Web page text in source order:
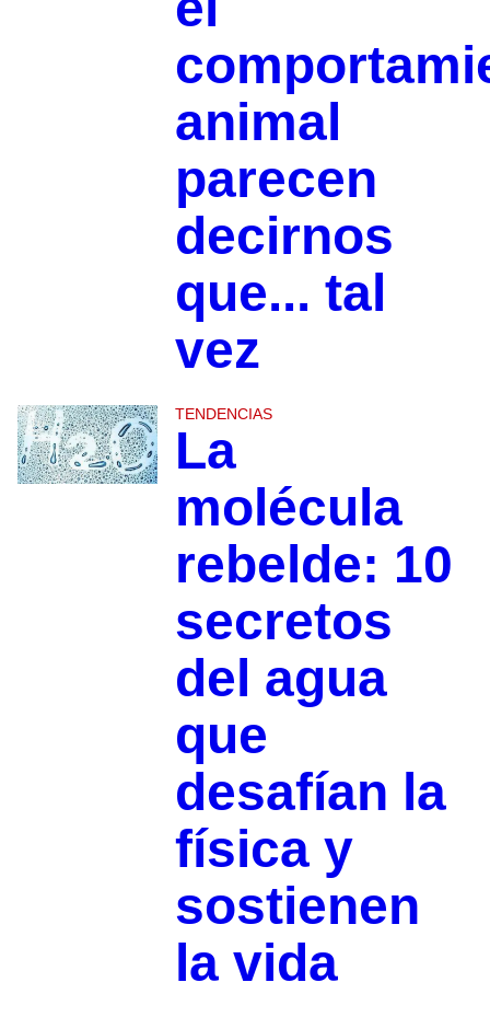
animal
parecen
decirnos
que... tal
vez
TENDENCIAS
La
molécula
rebelde: 10
secretos
del agua
que
desafían la
física y
sostienen
la vida